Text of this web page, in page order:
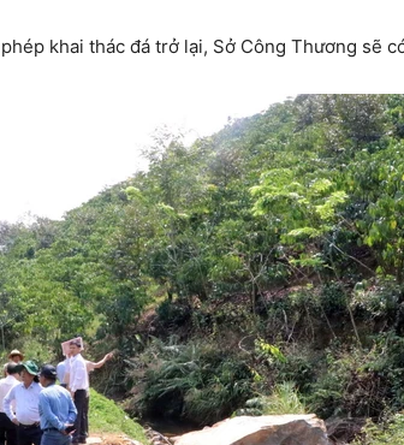
khai thác đá trở lại, Sở Công Thương sẽ